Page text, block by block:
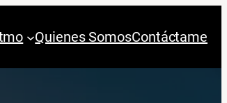
Quienes SomosContáctame